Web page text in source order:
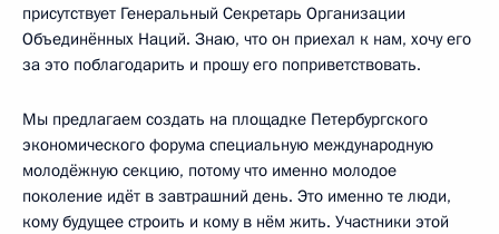
присутствует Генеральный Секретарь Организации
Объединённых Наций. Знаю, что он приехал к нам, хочу его
за это поблагодарить и прошу его поприветствовать.
Мы предлагаем создать на площадке Петербургского
экономического форума специальную международную
молодёжную секцию, потому что именно молодое
поколение идёт в завтрашний день. Это именно те люди,
кому будущее строить и кому в нём жить. Участники этой